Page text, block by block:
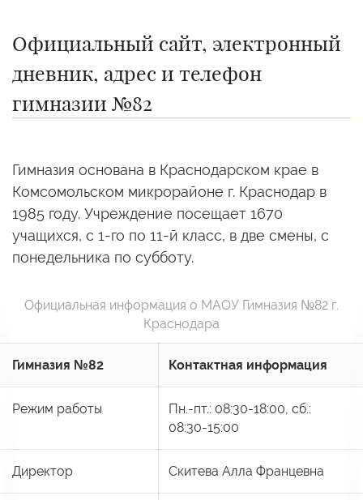
Официальный сайт, электронный
дневник, адрес и телефон
гимназии №82
Гимназия основана в Краснодарском крае в
Комсомольском микрорайоне г. Краснодар в
1985 году. Учреждение посещает 1670
учащихся, с 1-го по 11-й класс, в две смены, с
понедельника по субботу.
Официальная информация о МАОУ Гимназия №82 г.
Краснодара
Гимназия №82 Контактная информация
Режим работы
Пн.-пт.: 08:30-18:00, сб.:
08:30-15:00
Директор Скитева Алла Францевна